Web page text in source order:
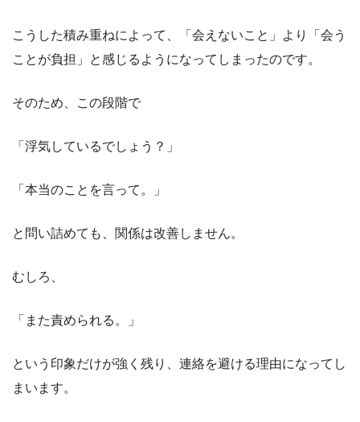
こうした積み重ねによって、「会えないこと」より「会う
ことが負担」と感じるようになってしまったのです。
そのため、この段階で
「浮気しているでしょう？」
「本当のことを言って。」
と問い詰めても、関係は改善しません。
むしろ、
「また責められる。」
という印象だけが強く残り、連絡を避ける理由になってし
まいます。